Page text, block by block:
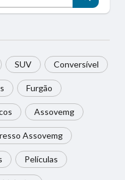
SUV Conversível
Furgão
Assovemg
Assovemg
Películas